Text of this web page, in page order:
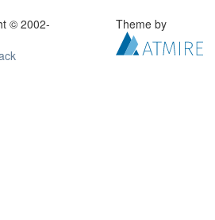
© 2002-
Theme by